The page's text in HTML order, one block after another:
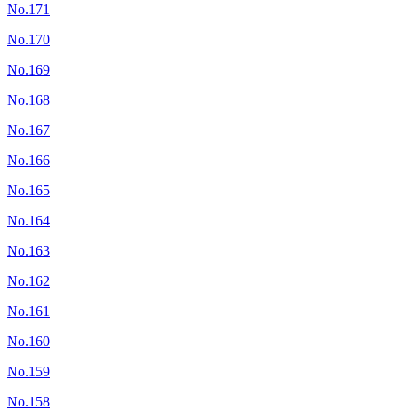
No.171
No.170
No.169
No.168
No.167
No.166
No.165
No.164
No.163
No.162
No.161
No.160
No.159
No.158